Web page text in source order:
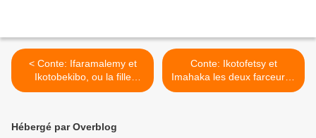
< Conte: Ifaramalemy et
Ikotobekibo, ou la fille
paralysée et le garçon au
Conte: Ikotofetsy et
Imahaka les deux farceurs -
Rencontre 1 - Jeanne de
Hébergé par Overblog